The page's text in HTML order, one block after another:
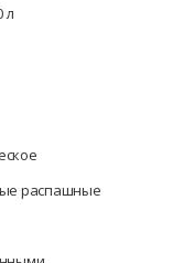
л
распашные